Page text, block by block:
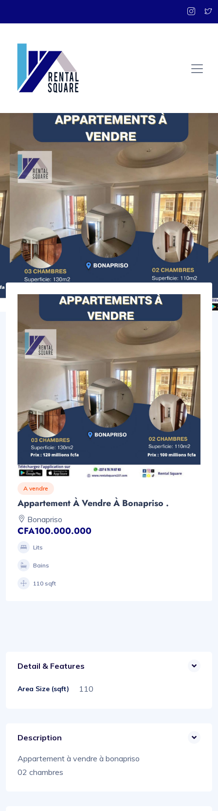
A vendre
Appartement À Vendre À Bonapriso .
Bonapriso
CFA100.000.000
Lits
Bains
110 sqft
Detail & Features
Area Size (sqft) 110
Description
Appartement à vendre à bonapriso
02 chambres